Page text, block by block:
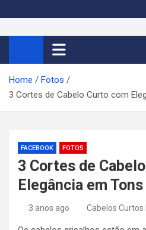
i
t
o
Cortes de
Feminino 2026
Moda e tendências dos cabelos
Home
Fotos
3 Cortes de Cabelo Curto com
FACEBOOK FOTOS
3 Cortes de
Elegância em
3 anos ago Cabelos Curtos